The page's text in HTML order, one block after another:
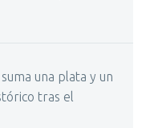
una plata y un
tras el